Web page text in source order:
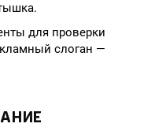
для проверки
слоган —